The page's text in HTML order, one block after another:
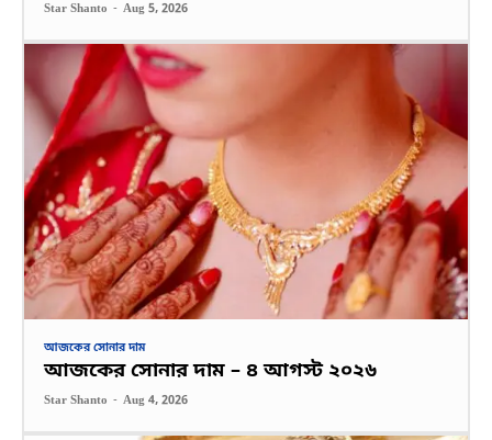
Star Shanto - Aug 5, 2026
আজকের সোনার দাম
আজকের সোনার দাম – ৪ আগস্ট ২০২৬
Star Shanto - Aug 4, 2026